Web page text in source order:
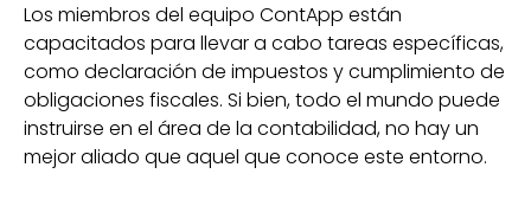
Los miembros del equipo ContApp están
capacitados para llevar a cabo tareas específicas,
como declaración de impuestos y cumplimiento de
obligaciones fiscales. Si bien, todo el mundo puede
instruirse en el área de la contabilidad, no hay un
mejor aliado que aquel que conoce este entorno.